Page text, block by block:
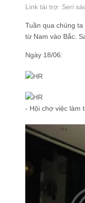
Link tài trợ: Seri
Tuần qua chúng
từ Nam vào Bắc.
Ngày 18/06:
- Hội chợ việc làm